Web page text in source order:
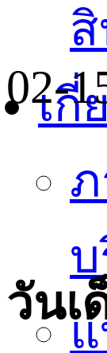
เกี่
02-
วันเ